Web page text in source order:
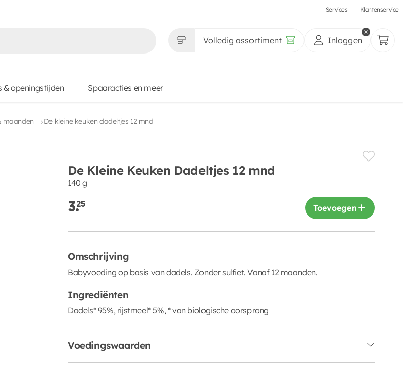
Services Klantenservice
Volledig assortiment Inloggen
& openingstijden Spaaracties en meer
maanden De kleine keuken dadeltjes 12 mnd
De Kleine Keuken Dadeltjes 12 mnd
140 g
3.25 Toevoegen
Omschrijving
Babyvoeding op basis van dadels. Zonder sulfiet. Vanaf 12 maanden.
Ingrediënten
Dadels* 95%, rijstmeel* 5%, * van biologische oorsprong
Voedingswaarden